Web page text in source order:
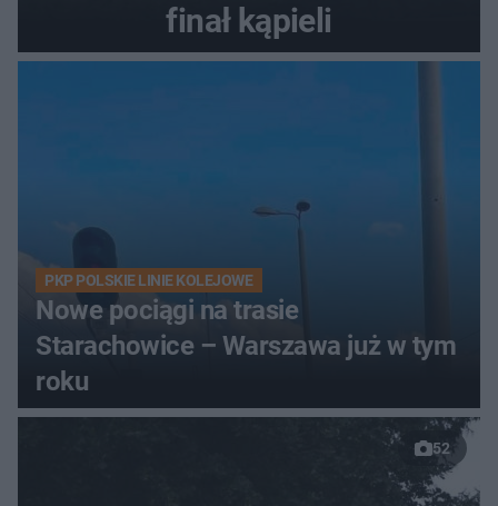
finał kąpieli
PKP POLSKIE LINIE KOLEJOWE
Nowe pociągi na trasie
Starachowice – Warszawa już w tym
roku
52